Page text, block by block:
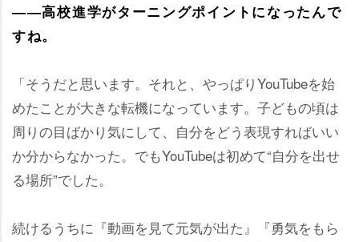
――高校進学がターニングポイントになったんで
すね。
「そうだと思います。それと、やっぱりYouTubeを始
めたことが大きな転機になっています。子どもの頃は
周りの目ばかり気にして、自分をどう表現すればいい
か分からなかった。でもYouTubeは初めて“自分を出せ
る場所”でした。
続けるうちに『動画を見て元気が出た』『勇気をもら